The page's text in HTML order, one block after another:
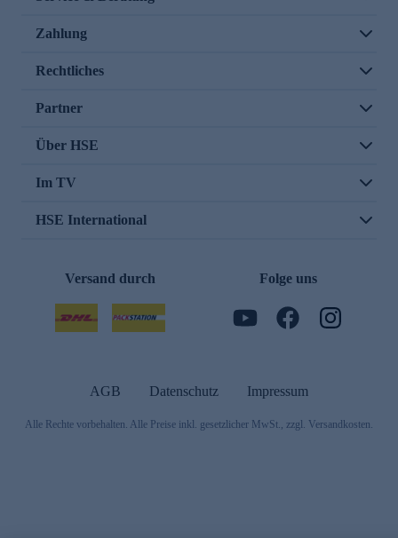
Zahlung
Rechtliches
Partner
Über HSE
Im TV
HSE International
Versand durch Folge uns
AGB Datenschutz Impressum
Alle Rechte vorbehalten. Alle Preise inkl. gesetzlicher MwSt., zzgl. Versandkosten.